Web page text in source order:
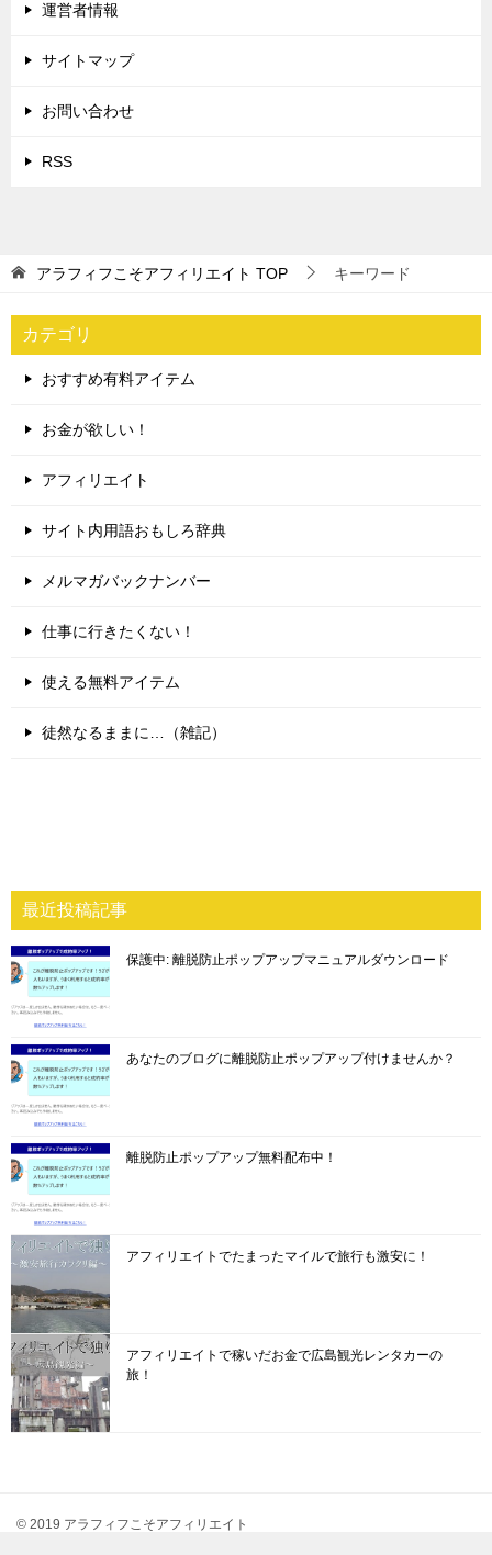
運営者情報
サイトマップ
お問い合わせ
RSS
アラフィフこそアフィリエイト TOP キーワード
カテゴリ
おすすめ有料アイテム
お金が欲しい！
アフィリエイト
サイト内用語おもしろ辞典
メルマガバックナンバー
仕事に行きたくない！
使える無料アイテム
徒然なるままに…（雑記）
最近投稿記事
保護中: 離脱防止ポップアップマニュアルダウンロード
あなたのブログに離脱防止ポップアップ付けませんか？
離脱防止ポップアップ無料配布中！
アフィリエイトでたまったマイルで旅行も激安に！
アフィリエイトで稼いだお金で広島観光レンタカーの
旅！
© 2019 アラフィフこそアフィリエイト